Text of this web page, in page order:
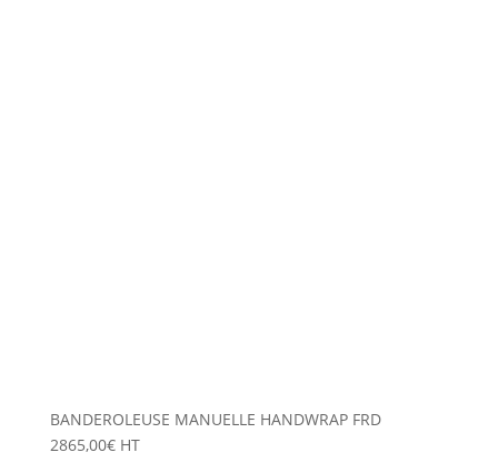
BANDEROLEUSE MANUELLE HANDWRAP FRD
2865,00€ HT